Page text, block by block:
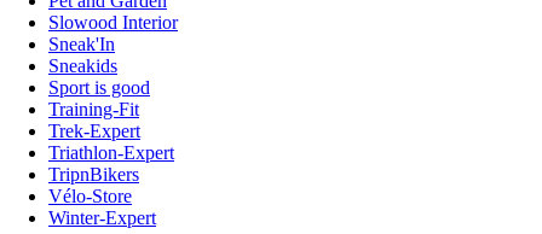
Slowood Interior
Sneak'In
Sneakids
Sport is good
Training-Fit
Trek-Expert
Triathlon-Expert
TripnBikers
Vélo-Store
Winter-Expert